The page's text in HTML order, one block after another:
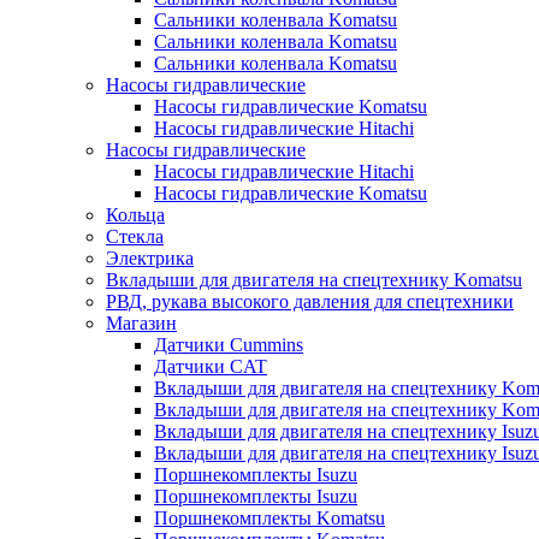
Сальники коленвала Komatsu
Сальники коленвала Komatsu
Сальники коленвала Komatsu
Насосы гидравлические
Насосы гидравлические Komatsu
Насосы гидравлические Hitachi
Насосы гидравлические
Насосы гидравлические Hitachi
Насосы гидравлические Komatsu
Кольца
Стекла
Электрика
Вкладыши для двигателя на спецтехнику Komatsu
РВД, рукава высокого давления для спецтехники
Магазин
Датчики Cummins
Датчики CAT
Вкладыши для двигателя на спецтехнику
Вкладыши для двигателя на спецтехнику
Вкладыши для двигателя на спецтехнику
Вкладыши для двигателя на спецтехнику
Поршнекомплекты Isuzu
Поршнекомплекты Isuzu
Поршнекомплекты Komatsu